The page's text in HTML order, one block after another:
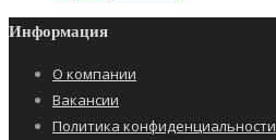
Информация
О компании
Вакансии
Политика конфиденциальности